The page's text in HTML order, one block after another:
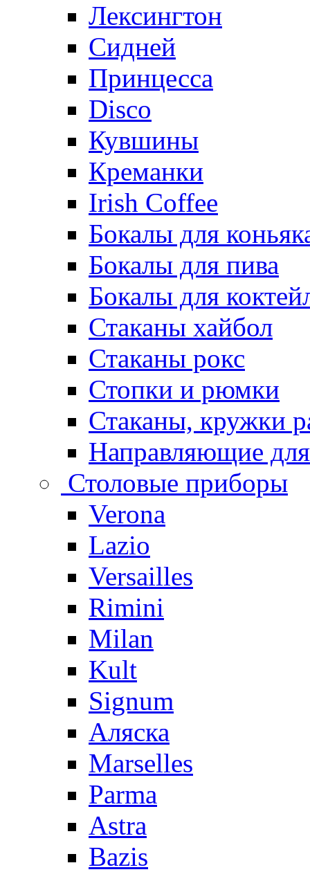
Лексингтон
Сидней
Принцесса
Disco
Кувшины
Креманки
Irish Coffee
Бокалы для
Бокалы для пива
Бокалы для
Стаканы хайбол
Стаканы рокс
Стопки и рюмки
Стаканы, кружки
Направляющие
Столовые приборы
Verona
Lazio
Versailles
Rimini
Milan
Kult
Signum
Аляска
Marselles
Parma
Astra
Bazis